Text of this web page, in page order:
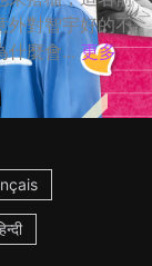
外對智宇好的不
什麼會... 更多